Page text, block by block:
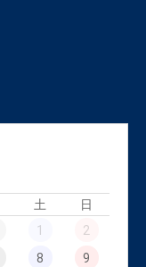
土
日
1
2
8
9